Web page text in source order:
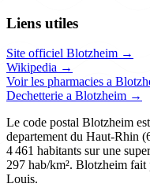
Liens utiles
Site officiel Blotzheim →
Wikipedia →
Voir les pharmacies a
Dechetterie a Blotzheim →
Le code postal Blotzheim
departement du Haut-Rhin
4 461 habitants sur une
297 hab/km². Blotzheim
Louis.